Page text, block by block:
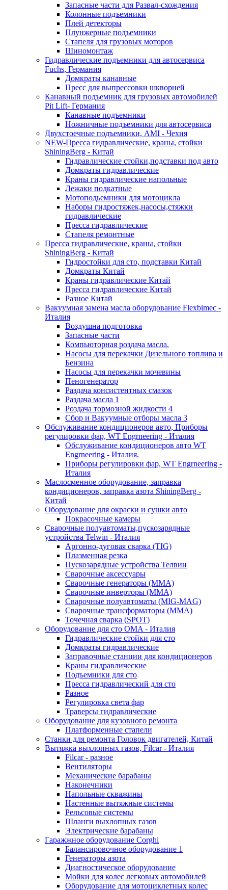
Запасные части для Развал-схождения
Колонные подъемники
Плей детекторы
Плунжерные подъемники
Стапеля для грузовых моторов
Шиномонтаж
Гидравлические подъемники для автосервиса
Fuchs, Германия
Домкраты канавные
Пресс для выпрессовки шкворней
Канавный подъемник для грузовых автомобилей
Pit Lift- Германия
Канавные подъемники
Ножничные подъемники для автосервиса
Двухстоечные подъемники, АМІ - Чехия
NEW-Пресса гидравлические, краны, стойки
ShiningBerg - Китай
Гидравлические стойки,подставки под авто
Домкраты гидравлические
Краны гидравлические напольные
Лежаки подкатные
Мотоподьемники для мотоцикла
Наборы гидростяжек,насосы,стяжки
гидравлические
Пресса гидравлические
Стапеля ремонтные
Пресса гидравлические, краны, стойки
ShiningBerg - Китай
Гидростойки для сто, подставки Китай
Домкраты Китай
Краны гидравлические Китай
Пресса гидравлические Китай
Разное Китай
Вакуумная замена масла оборудование Flexbimeс -
Италия
Воздушна подготовка
Запасные части
Компьюторная роздача масла.
Насосы для перекачки Дизельного топлива и
Бензина
Насосы для перекачки мочевины
Пеногенератор
Раздача консистентных смазок
Раздача масла 1
Роздача тормозной жидкости 4
Сбор и Вакуумные отборы масла 3
Обслуживание кондиционеров авто, Приборы
регулировки фар, WT Engrneering - Италия
Обслуживание кондиционеров авто WT
Engrneering - Италия.
Приборы регулировки фар, WT Engrneering -
Италия
Маслосменное оборудование, заправка
кондиционеров, заправка азота ShiningBerg -
Китай
Оборудование для окраски и сушки авто
Покрасочные камеры
Сварочные полуавтоматы,пускозарядные
устройства Telwin - Италия
Аргонно-дуговая сварка (TIG)
Плазменная резка
Пускозарядные устройства Телвин
Сварочные аксессуары
Сварочные генераторы (MMA)
Сварочные инверторы (MMA)
Сварочные полуавтоматы (MIG-MAG)
Сварочные трансформаторы (MMA)
Точечная сварка (SPOT)
Оборудование для сто OMA - Италия
Гидравлические стойки для сто
Домкраты гидравлические
Заправочные станции для кондиционеров
Краны гидравлические
Подъемники для сто
Пресса гидравлический для сто
Разное
Регулировка света фар
Траверсы гидравлические
Оборудование для кузовного ремонта
Платформенные стапели
Станки для ремонта Головок двигателей, Китай
Вытяжка выхлопных газов, Filcar - Италия
Filcar - разное
Вентиляторы
Механические барабаны
Наконечники
Напольные скважины
Настенные вытяжные системы
Рельсовые системы
Шланги выхлопных газов
Электрические барабаны
Гаражжное оборудование Corghi
Балансировочное оборудование 1
Генераторы азота
Диагностическое оборудование
Мойки для колес легковых автомобилей
Оборудование для мотоциклетных колес